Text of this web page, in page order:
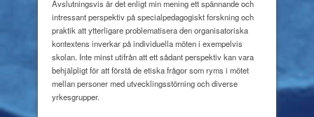
Avslutningsvis är det enligt min mening ett spännande och
intressant perspektiv på specialpedagogiskt forskning och
praktik att ytterligare problematisera den organisatoriska
kontextens inverkar på individuella möten i exempelvis
skolan. Inte minst utifrån att ett sådant perspektiv kan vara
behjälpligt för att förstå de etiska frågor som ryms i mötet
mellan personer med utvecklingsstörning och diverse
yrkesgrupper.